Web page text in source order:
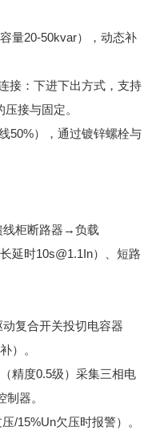
量20-50kvar），动态补
接：下进下出方式，支持
接与固定。
50%），通过镀锌螺栓与
柜断路器→负载
延时10s@1.1In）、短路
复合开关投切电容器
）。
精度0.5级）采集三相电
器。
/15%Un欠压时报警）。